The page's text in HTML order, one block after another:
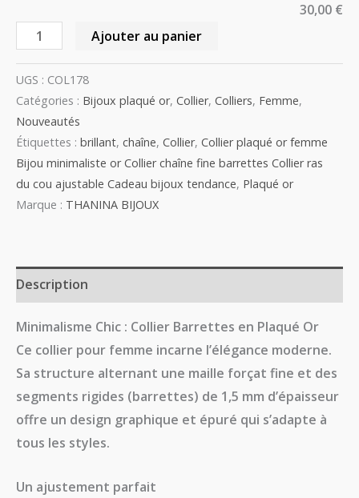
30,00 €
Ajouter au panier
UGS : COL178
Catégories : Bijoux plaqué or, Collier, Colliers, Femme,
Nouveautés
Étiquettes : brillant, chaîne, Collier, Collier plaqué or femme
Bijou minimaliste or Collier chaîne fine barrettes Collier ras
du cou ajustable Cadeau bijoux tendance, Plaqué or
Marque : THANINA BIJOUX
Description
Minimalisme Chic : Collier Barrettes en Plaqué Or
Ce collier pour femme incarne l’élégance moderne.
Sa structure alternant une maille forçat fine et des
segments rigides (barrettes) de 1,5 mm d’épaisseur
offre un design graphique et épuré qui s’adapte à
tous les styles.
Un ajustement parfait